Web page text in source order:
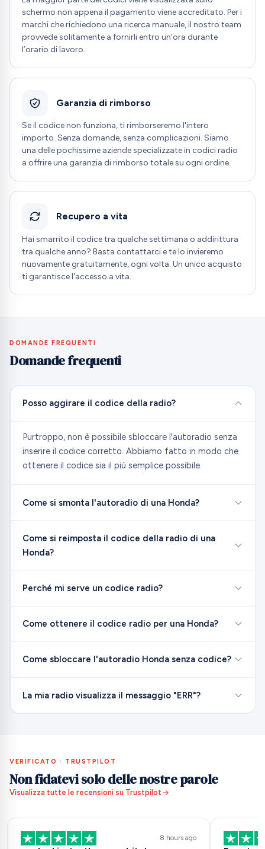
schermo non appena il pagamento viene accreditato. Per i
marchi che richiedono una ricerca manuale, il nostro team
provvede solitamente a fornirli entro un’ora durante
l’orario di lavoro.
Garanzia di rimborso
Se il codice non funziona, ti rimborseremo l'intero
importo. Senza domande, senza complicazioni. Siamo
una delle pochissime aziende specializzate in codici radio
a offrire una garanzia di rimborso totale su ogni ordine.
Recupero a vita
Hai smarrito il codice tra qualche settimana o addirittura
tra qualche anno? Basta contattarci e te lo invieremo
nuovamente gratuitamente, ogni volta. Un unico acquisto
ti garantisce l'accesso a vita.
DOMANDE FREQUENTI
Domande frequenti
Posso aggirare il codice della radio?
Purtroppo, non è possibile sbloccare l'autoradio senza
inserire il codice corretto. Abbiamo fatto in modo che
ottenere il codice sia il più semplice possibile.
Come si smonta l'autoradio di una Honda?
Come si reimposta il codice della radio di una
Honda?
Perché mi serve un codice radio?
Come ottenere il codice radio per una Honda?
Come sbloccare l'autoradio Honda senza codice?
La mia radio visualizza il messaggio "ERR"?
VERIFICATO · TRUSTPILOT
Non fidatevi solo delle nostre parole
Visualizza tutte le recensioni su Trustpilot
8 hours ago